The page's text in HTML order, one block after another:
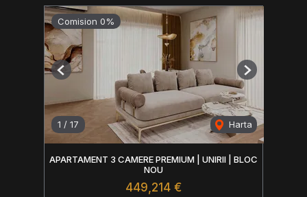
Comision 0%
1 / 17 Harta
Previous Next
APARTAMENT 3 CAMERE PREMIUM | UNIRII | BLOC
NOU
449,214 €